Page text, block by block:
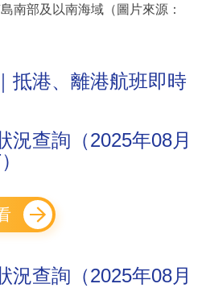
南部及以南海域（圖片來源：
抵港、離港航班即時
況查詢（2025年08月
況查詢（2025年08月